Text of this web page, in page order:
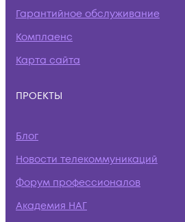
Гарантийное обслуживание
Комплаенс
Карта сайта
ПРОЕКТЫ
Блог
Новости телекоммуникаций
Форум профессионалов
Академия НАГ